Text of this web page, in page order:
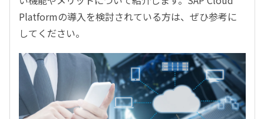
ガバナンス／リスク管理
BPR／業務改善
Platformの導入を検討されている方は、ぜひ参考に
してください。